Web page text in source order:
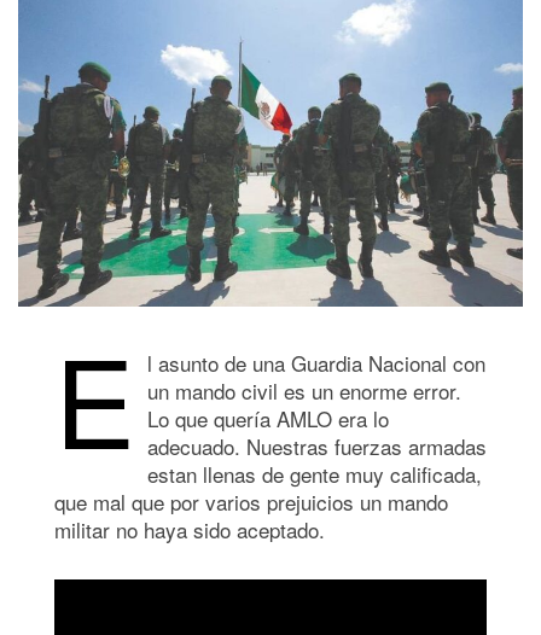
E
l asunto de una Guardia Nacional con
un mando civil es un enorme error.
Lo que quería AMLO era lo
adecuado. Nuestras fuerzas armadas
estan llenas de gente muy calificada,
que mal que por varios prejuicios un mando
militar no haya sido aceptado.